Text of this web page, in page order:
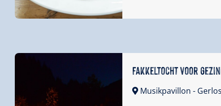
Fakkeltocht voor
Musikpavillon - Gerlos